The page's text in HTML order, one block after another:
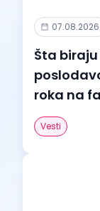
07.08.2026.
Šta
roka na
Vesti